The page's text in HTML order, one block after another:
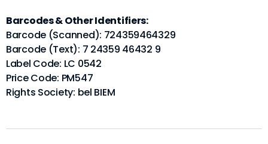
Barcodes & Other Identifiers:
Barcode (Scanned): 724359464329
Barcode (Text): 7 24359 46432 9
Label Code: LC 0542
Price Code: PM547
Rights Society: bel BIEM